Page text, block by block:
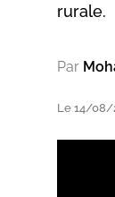
rurale.
Par
Le 14/08/